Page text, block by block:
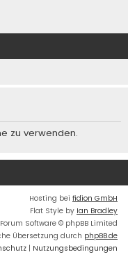
zu verwenden.
Hosting bei fidion GmbH
Flat Style by Ian Bradley
Software © phpBB Limited
Übersetzung durch phpBB.de
| Nutzungsbedingungen